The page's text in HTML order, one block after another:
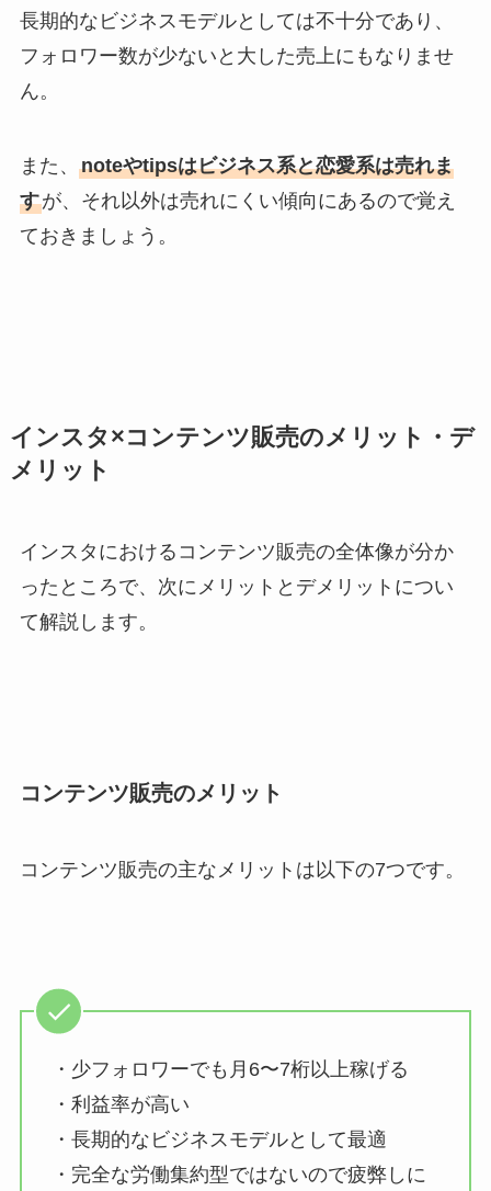
長期的なビジネスモデルとしては不十分であり、
フォロワー数が少ないと大した売上にもなりませ
ん。
また、 noteやtipsはビジネス系と恋愛系は売れま
すが、それ以外は売れにくい傾向にあるので覚え
ておきましょう。
インスタ×コンテンツ販売のメリット・デ
メリット
インスタにおけるコンテンツ販売の全体像が分か
ったところで、次にメリットとデメリットについ
て解説します。
コンテンツ販売のメリット
コンテンツ販売の主なメリットは以下の7つです。
・少フォロワーでも月6〜7桁以上稼げる
・利益率が高い
・長期的なビジネスモデルとして最適
・完全な労働集約型ではないので疲弊しに